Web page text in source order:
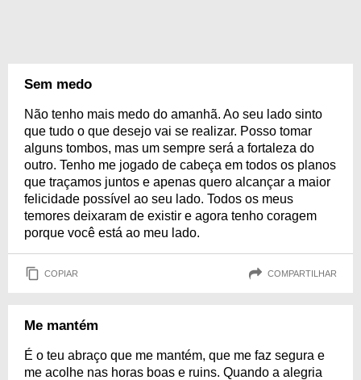
Sem medo
Não tenho mais medo do amanhã. Ao seu lado sinto
que tudo o que desejo vai se realizar. Posso tomar
alguns tombos, mas um sempre será a fortaleza do
outro. Tenho me jogado de cabeça em todos os planos
que traçamos juntos e apenas quero alcançar a maior
felicidade possível ao seu lado. Todos os meus
temores deixaram de existir e agora tenho coragem
porque você está ao meu lado.
COPIAR COMPARTILHAR
Me mantém
É o teu abraço que me mantém, que me faz segura e
me acolhe nas horas boas e ruins. Quando a alegria